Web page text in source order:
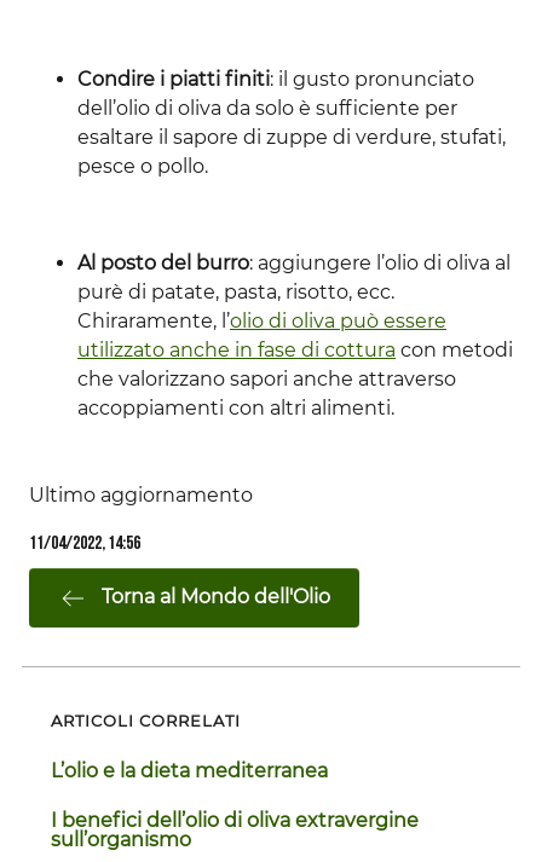
Condire i piatti finiti: il gusto pronunciato
dell’olio di oliva da solo è sufficiente per
esaltare il sapore di zuppe di verdure, stufati,
pesce o pollo.
Al posto del burro: aggiungere l’olio di oliva al
purè di patate, pasta, risotto, ecc.
Chiraramente, l’olio di oliva può essere
utilizzato anche in fase di cottura con metodi
che valorizzano sapori anche attraverso
accoppiamenti con altri alimenti.
Ultimo aggiornamento
11/04/2022, 14:56
Torna al Mondo dell'Olio
ARTICOLI CORRELATI
L’olio e la dieta mediterranea
I benefici dell’olio di oliva extravergine
sull’organismo